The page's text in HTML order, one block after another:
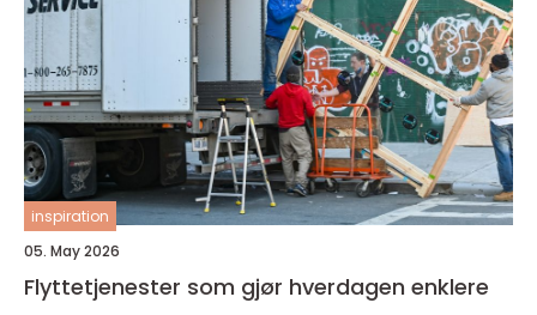
inspiration
05. May 2026
Flyttetjenester som gjør hverdagen enklere